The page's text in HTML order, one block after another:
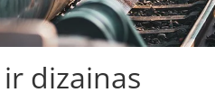
dizainas